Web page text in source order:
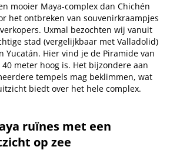
mooier Maya-complex dan Chichén
het ontbreken van souvenirkraampjes
Uxmal bezochten wij vanuit
stad (vergelijkbaar met Valladolid)
Yucatán. Hier vind je de Piramide van
meter hoog is. Het bijzondere aan
tempels mag beklimmen, wat
biedt over het hele complex.
ruïnes met een
op zee